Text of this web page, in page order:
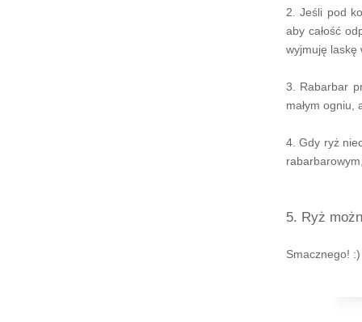
2. Jeśli pod
aby całość
wyjmuję laskę
3. Rabarbar
małym ogniu,
4. Gdy ryż
5. Ryż
Smacznego! :)